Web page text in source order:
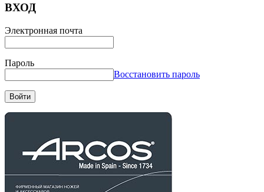
ВХОД
Электронная почта
Пароль
Восстановить пароль
Войти